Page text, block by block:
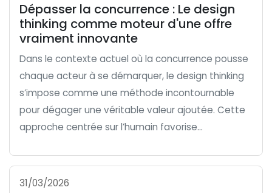
Dépasser la concurrence : Le design
thinking comme moteur d'une offre
vraiment innovante
Dans le contexte actuel où la concurrence pousse
chaque acteur à se démarquer, le design thinking
s’impose comme une méthode incontournable
pour dégager une véritable valeur ajoutée. Cette
approche centrée sur l’humain favorise...
31/03/2026